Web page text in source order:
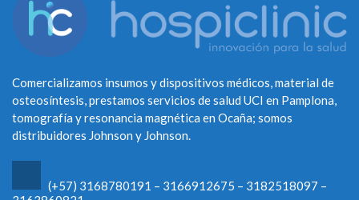
Comercializamos insumos y dispositivos médicos, material de
osteosíntesis, prestamos servicios de salud UCI en Pamplona,
tomografía y resonancia magnética en Ocaña; somos
distribuidores Johnson y Johnson.
(+57) 3168780191 – 3166912675 – 3182518097 –